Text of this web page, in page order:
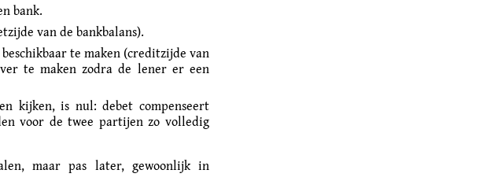
bank.
van de bankbalans).
te maken (creditzijde van
te maken zodra de lener er een
kijken, is nul: debet compenseert
voor de twee partijen zo volledig
maar pas later, gewoonlijk in